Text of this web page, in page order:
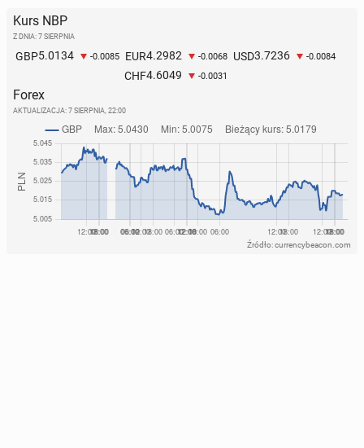
Kurs NBP
Z DNIA: 7 SIERPNIA
GBP5.0134 -0.0085 EUR4.2982 -0.0068 USD3.7236 -0.0084
CHF4.6049 -0.0031
Forex
AKTUALIZACJA: 7 SIERPNIA, 22:00
Źródło: currencybeacon.com